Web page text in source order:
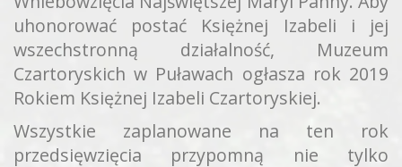
uhonorować postać Księżnej Izabeli i jej
wszechstronną działalność, Muzeum
Czartoryskich w Puławach ogłasza rok 2019
Rokiem Księżnej Izabeli Czartoryskiej.
Wszystkie zaplanowane na ten rok
przedsięwzięcia przypomną nie tylko